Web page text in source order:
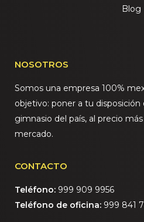
Blog
NOSOTROS
Somos una empresa 100%
objetivo: poner a tu
gimnasio del país, al precio
mercado.
CONTACTO
Teléfono: 999 909 9956
Teléfono de oficina: 999 841